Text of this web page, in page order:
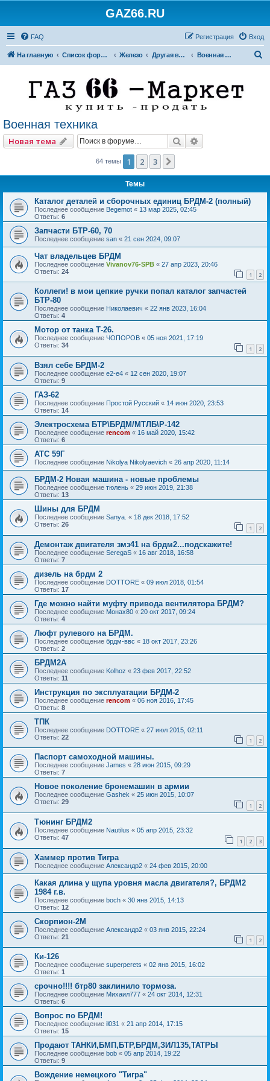
GAZ66.RU
FAQ Вход
Регистрация
На главную Список форумов Железо Другая внедорожная техника Военная техника
Военная техника
Новая тема Поиск
64 темы 1 2 3
Темы
Каталог деталей и сборочных единиц БРДМ-2 (полный)
Последнее сообщение Begemot « 13 мар 2025, 02:45
Ответы: 6
Запчасти БТР-60, 70
Последнее сообщение san « 21 сен 2024, 09:07
Чат владельцев БРДМ
Последнее сообщение Vivanov76-SPB « 27 апр 2023, 20:46
Ответы: 24 1 2
Коллеги! в мои цепкие ручки попал каталог запчастей
БТР-80
Последнее сообщение Николаевич « 22 янв 2023, 16:04
Ответы: 4
Мотор от танка Т-26.
Последнее сообщение ЧОПОРОВ « 05 ноя 2021, 17:19
Ответы: 34 1 2
Взял себе БРДМ-2
Последнее сообщение e2-e4 « 12 сен 2020, 19:07
Ответы: 9
ГАЗ-62
Последнее сообщение Простой Русский « 14 июн 2020, 23:53
Ответы: 14
Электросхема БТР\БРДМ/МТЛБ\Р-142
Последнее сообщение rencom « 16 май 2020, 15:42
Ответы: 6
АТС 59Г
Последнее сообщение Nikolya Nikolyaevich « 26 апр 2020, 11:14
БРДМ-2 Новая машина - новые проблемы
Последнее сообщение тюлень « 29 июн 2019, 21:38
Ответы: 13
Шины для БРДМ
Последнее сообщение Sanya. « 18 дек 2018, 17:52
Ответы: 26 1 2
Демонтаж двигателя змз41 на брдм2...подскажите!
Последнее сообщение SeregaS « 16 авг 2018, 16:58
Ответы: 7
дизель на брдм 2
Последнее сообщение DOTTORE « 09 июл 2018, 01:54
Ответы: 17
Где можно найти муфту привода вентилятора БРДМ?
Последнее сообщение Монах80 « 20 окт 2017, 09:24
Ответы: 4
Люфт рулевого на БРДМ.
Последнее сообщение брдм-ввс « 18 окт 2017, 23:26
Ответы: 2
БРДМ2А
Последнее сообщение Kolhoz « 23 фев 2017, 22:52
Ответы: 11
Инструкция по эксплуатации БРДМ-2
Последнее сообщение rencom « 06 ноя 2016, 17:45
Ответы: 8
ТПК
Последнее сообщение DOTTORE « 27 июл 2015, 02:11
Ответы: 22 1 2
Паспорт самоходной машины.
Последнее сообщение James « 28 июн 2015, 09:29
Ответы: 7
Новое поколение бронемашин в армии
Последнее сообщение Gashek « 25 июн 2015, 10:07
Ответы: 29 1 2
Тюнинг БРДМ2
Последнее сообщение Nautilus « 05 апр 2015, 23:32
Ответы: 47 1 2 3
Хаммер против Тигра
Последнее сообщение Александр2 « 24 фев 2015, 20:00
Какая длина у щупа уровня масла двигателя?, БРДМ2
1984 г.в.
Последнее сообщение boch « 30 янв 2015, 14:13
Ответы: 12
Скорпион-2М
Последнее сообщение Александр2 « 03 янв 2015, 22:24
Ответы: 21 1 2
Ки-126
Последнее сообщение superperets « 02 янв 2015, 16:02
Ответы: 1
срочно!!!! бтр80 заклинило тормоза.
Последнее сообщение Михаил777 « 24 окт 2014, 12:31
Ответы: 6
Вопрос по БРДМ!
Последнее сообщение il031 « 21 апр 2014, 17:15
Ответы: 15
Продают ТАНКИ,БМП,БТР,БРДМ,ЗИЛ135,ТАТРЫ
Последнее сообщение bob « 05 апр 2014, 19:22
Ответы: 9
Вождение немецкого "Тигра"